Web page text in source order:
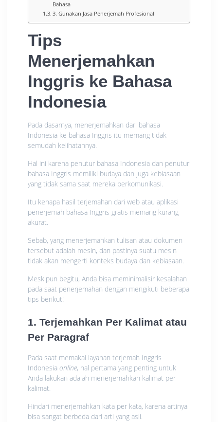
Bahasa
3. Gunakan Jasa Penerjemah Profesional
Tips
Menerjemahkan
Inggris ke Bahasa
Indonesia
Pada dasarnya, menerjemahkan dari bahasa
Indonesia ke bahasa Inggris itu memang tidak
semudah kelihatannya.
Hal ini karena penutur bahasa Indonesia dan penutur
bahasa Inggris memiliki budaya dan juga kebiasaan
yang tidak sama saat mereka berkomunikasi.
Itu kenapa hasil terjemahan dari web atau aplikasi
penerjemah bahasa Inggris gratis memang kurang
akurat.
Sebab, yang menerjemahkan tulisan atau dokumen
tersebut adalah mesin, dan pastinya suatu mesin
tidak akan mengerti konteks budaya dan kebiasaan.
Meskipun begitu, Anda bisa meminimalisir kesalahan
pada saat penerjemahan dengan mengikuti beberapa
tips berikut!
1. Terjemahkan Per Kalimat atau
Per Paragraf
Pada saat memakai layanan terjemah Inggris
Indonesia online, hal pertama yang penting untuk
Anda lakukan adalah menerjemahkan kalimat per
kalimat.
Hindari menerjemahkan kata per kata, karena artinya
bisa sangat berbeda dari arti yang asli.